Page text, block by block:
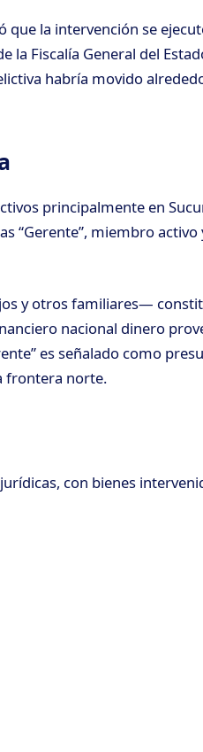
la intervención se
la Fiscalía General del
habría movido
principalmente en
“Gerente”, miembro
y otros familiares—
nacional dinero
es señalado como
frontera norte.
con bienes